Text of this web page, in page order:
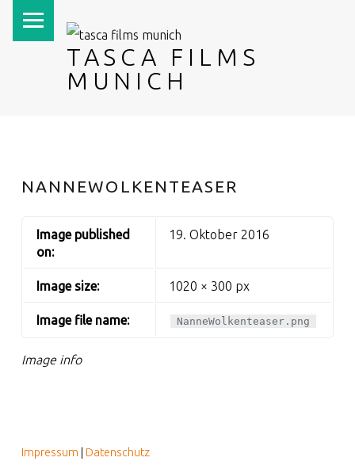
TASCA FILMS
MUNICH
NANNEWOLKENTEASER
Image info
Image published
on:
19. Oktober 2016
Image size: 1020 × 300 px
Image file name: NanneWolkenteaser.png
Impressum Datenschutz